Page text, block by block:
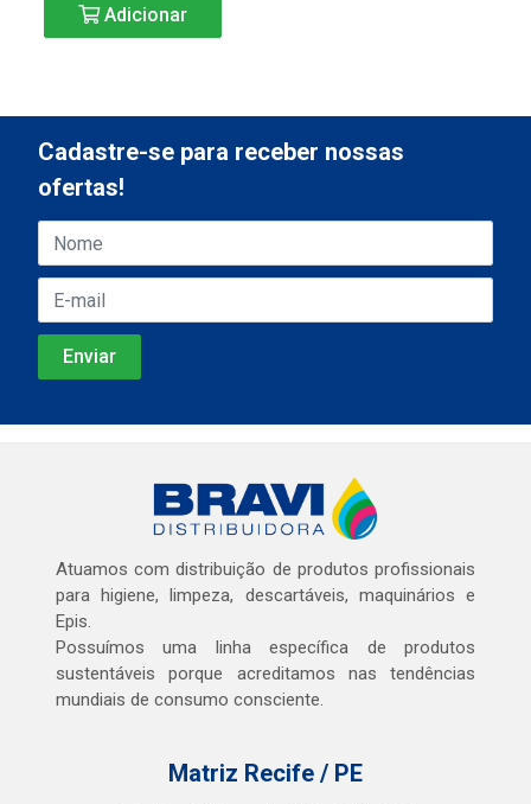
Adicionar
Cadastre-se para receber nossas
ofertas!
Atuamos com distribuição de produtos profissionais
para higiene, limpeza, descartáveis, maquinários e
Epis.
Possuímos uma linha específica de produtos
sustentáveis porque acreditamos nas tendências
mundiais de consumo consciente.
Matriz Recife / PE